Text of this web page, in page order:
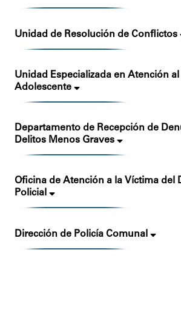
Unidad de Resolución de Conflictos
Unidad Especializada en Atención
Adolescente
Departamento de Recepción de
Delitos Menos Graves
Oficina de Atención a la Víctima del
Policial
Dirección de Policía Comunal